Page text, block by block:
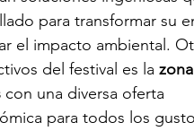
para transformar su
el impacto ambiental.
del festival es la
con una diversa oferta
para todos los